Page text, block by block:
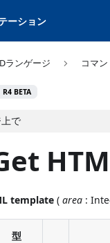
ーション
ランゲージ コマ
BETA
で
template (area :
型